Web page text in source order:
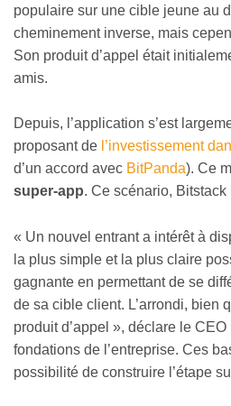
populaire sur une cible jeune au
cheminement inverse, mais
Son produit d’appel était
amis.
Depuis, l’application s’est
proposant de l’investissement
d’un accord avec BitPanda). Ce
super-app. Ce scénario, Bitstack
« Un nouvel entrant a intérêt à
la plus simple et la plus claire
gagnante en permettant de se
de sa cible client. L’arrondi, bien
produit d’appel », déclare le
fondations de l’entreprise. Ces
possibilité de construire l’étape